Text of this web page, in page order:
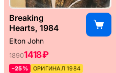
Breaking
Hearts, 1984
Elton John
18901418 ₽
–25% ОРИГИНАЛ 1984